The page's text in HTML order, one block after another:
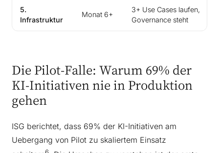
5.
Infrastruktur
Monat 6+
3+ Use Cases laufen,
Governance steht
Die Pilot-Falle: Warum 69% der
KI-Initiativen nie in Produktion
gehen
ISG berichtet, dass 69% der KI-Initiativen am
Uebergang von Pilot zu skaliertem Einsatz